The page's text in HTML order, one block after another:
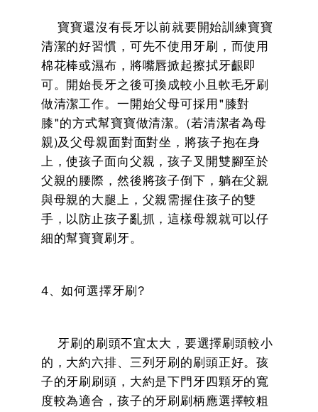
寶寶還沒有長牙以前就要開始訓練寶寶
清潔的好習慣，可先不使用牙刷，而使用
棉花棒或濕布，將嘴唇掀起擦拭牙齦即
可。開始長牙之後可換成較小且軟毛牙刷
做清潔工作。一開始父母可採用"膝對
膝"的方式幫寶寶做清潔。(若清潔者為母
親)及父母親面對面對坐，將孩子抱在身
上，使孩子面向父親，孩子叉開雙腳至於
父親的腰際，然後將孩子倒下，躺在父親
與母親的大腿上，父親需握住孩子的雙
手，以防止孩子亂抓，這樣母親就可以仔
細的幫寶寶刷牙。
4、如何選擇牙刷?
牙刷的刷頭不宜太大，要選擇刷頭較小
的，大約六排、三列牙刷的刷頭正好。孩
子的牙刷刷頭，大約是下門牙四顆牙的寬
度較為適合，孩子的牙刷刷柄應選擇較粗